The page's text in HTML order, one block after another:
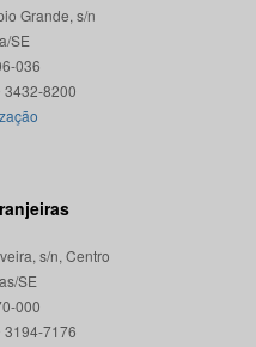
Grande, s/n
SE
036
s/n, Centro
SE
000